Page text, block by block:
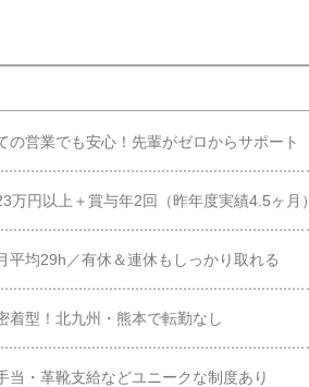
の営業でも安心！先輩がゼロからサポート
万円以上＋賞与年2回（昨年度実績4.5ヶ月）
平均29h／有休＆連休もしっかり取れる
着型！北九州・熊本で転勤なし
当・革靴支給などユニークな制度あり